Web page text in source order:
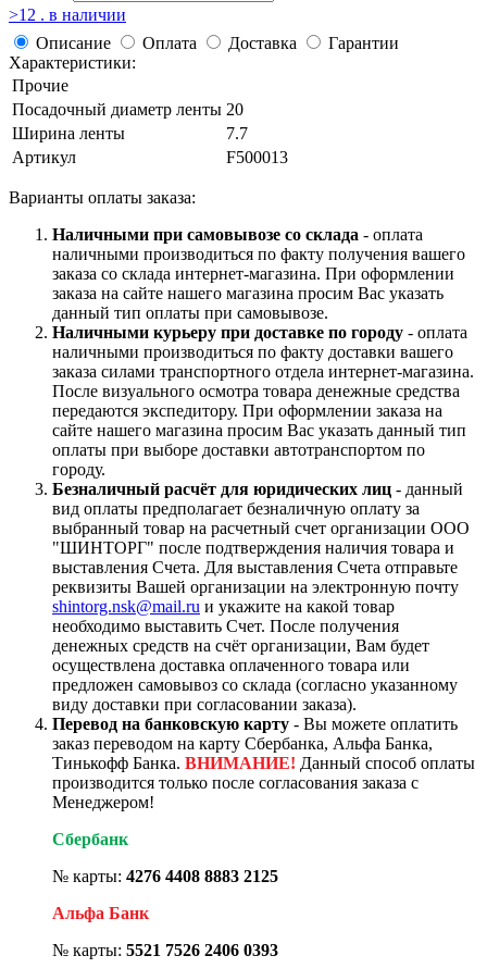
>12 . в наличии
Описание
Оплата Доставка
Гарантии
Характеристики:
Прочие
Посадочный диаметр ленты 20
Ширина ленты
7.7
Артикул
F500013
Варианты оплаты заказа:
Наличными при самовывозе со склада - оплата
наличными производиться по факту получения вашего
заказа со склада интернет-магазина. При оформлении
заказа на сайте нашего магазина просим Вас указать
данный тип оплаты при самовывозе.
Наличными курьеру при доставке по городу - оплата
наличными производиться по факту доставки вашего
заказа силами транспортного отдела интернет-магазина.
После визуального осмотра товара денежные средства
передаются экспедитору. При оформлении заказа на
сайте нашего магазина просим Вас указать данный тип
оплаты при выборе доставки автотранспортом по
городу.
Безналичный расчёт для юридических лиц - данный
вид оплаты предполагает безналичную оплату за
выбранный товар на расчетный счет организации ООО
"ШИНТОРГ" после подтверждения наличия товара и
выставления Счета. Для выставления Счета отправьте
реквизиты Вашей организации на электронную почту
shintorg.nsk@mail.ru и укажите на какой товар
необходимо выставить Счет. После получения
денежных средств на счёт организации, Вам будет
осуществлена доставка оплаченного товара или
предложен самовывоз со склада (согласно указанному
виду доставки при согласовании заказа).
Перевод на банковскую карту - Вы можете оплатить
заказ переводом на карту Сбербанка, Альфа Банка,
Тинькофф Банка. ВНИМАНИЕ! Данный способ оплаты
производится только после согласования заказа с
Менеджером!
Сбербанк
№ карты: 4276 4408 8883 2125
Альфа Банк
№ карты: 5521 7526 2406 0393